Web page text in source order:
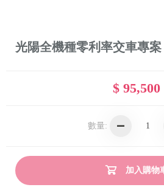
光陽全機種零利率交車專案
$ 95,500
數量:
加入購物